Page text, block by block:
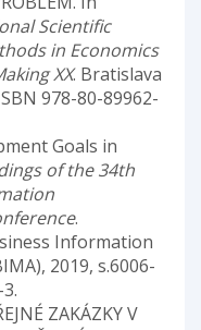
Scientific
in Economics
XX. Bratislava
978-80-89962-
Goals in
of the 34th
.
Information
2019, s.6006-
ZAKÁZKY V